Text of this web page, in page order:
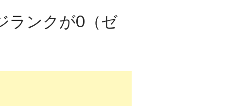
ランクが0（ゼ